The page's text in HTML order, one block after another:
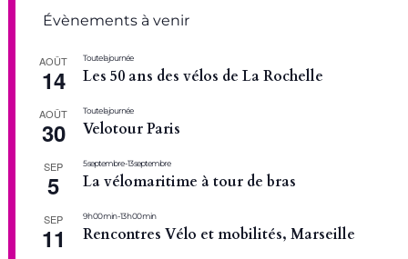
Évènements à venir
AOÛT
14
Toute la journée
Les 50 ans des vélos de La Rochelle
AOÛT
30
Toute la journée
Velotour Paris
SEP
5
5 septembre-13 septembre
La vélomaritime à tour de bras
SEP
11
9 h 00 min-13 h 00 min
Rencontres Vélo et mobilités, Marseille